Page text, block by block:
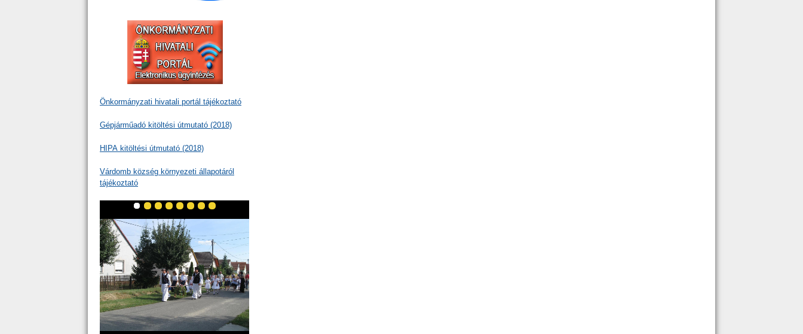
Önkormányzati hivatali portál tájékoztató
Gépjárműadó kitöltési útmutató (2018)
HIPA kitöltési útmutató (2018)
Várdomb község környezeti állapotáról
tájékoztató